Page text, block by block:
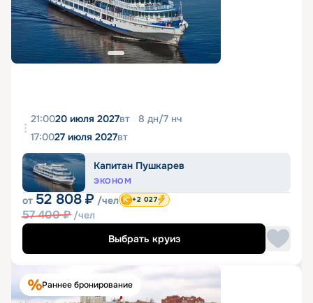
21:0020 июля 2027вт 8 дн/7 нч
17:0027 июля 2027вт
Капитан Пушкарев
ЭКОНОМ
от 52 808 ₽ /чел
57 400₽ /чел
+2 027
Выбрать круиз
Раннее бронирование